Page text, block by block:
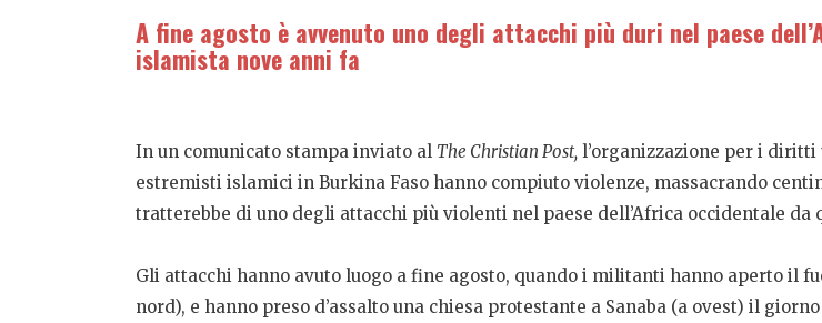
A fine agosto è avvenuto uno degli attacchi più duri nel paese
islamista nove anni fa
In un comunicato stampa inviato al The Christian Post, l’organizzazione per i
estremisti islamici in Burkina Faso hanno compiuto violenze, massacrando
tratterebbe di uno degli attacchi più violenti nel paese dell’Africa occidentale
Gli attacchi hanno avuto luogo a fine agosto, quando i militanti hanno aperto il
nord), e hanno preso d’assalto una chiesa protestante a Sanaba (a ovest) il